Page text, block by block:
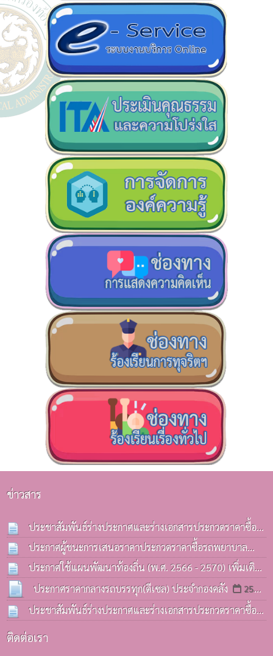
ข่าวสาร
ประชาสัมพันธ์ร่างประกาศและร่างเอกสารประกวดราคาซื้อ
รถบรรทุก(ดีเซล) ประจำกองคลังฯ
13 ก.ค. 2569
ประกาศผู้ชนะการเสนอราคาประกวดราคาซื้อรถพยาบาล
ฉุกเฉิน(รถกระบะ) ด้วยวิธีประกวดราคาอิเล็กทรอนิกส์(e-
bidding)
08 ก.ค. 2569
ประกาศใช้แผนพัฒนาท้องถิ่น (พ.ศ. 2566 - 2570) เพิ่มเติม
ครั้งที่ 3 / 2569
06 ก.ค. 2569
ประกาศราคากลางรถบรรทุก(ดีเซล) ประจำกองคลัง
25
มิ.ย. 2569
ประชาสัมพันธ์ร่างประกาศและร่างเอกสารประกวดราคาซื้อ
รถบรรทุก(ดีเซล) ประจำกองคลังฯ
ติดต่อเรา